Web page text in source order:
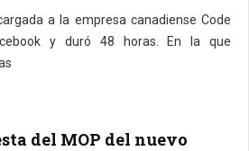
a la empresa canadiense Code
y duró 48 horas. En la que
del MOP del nuevo